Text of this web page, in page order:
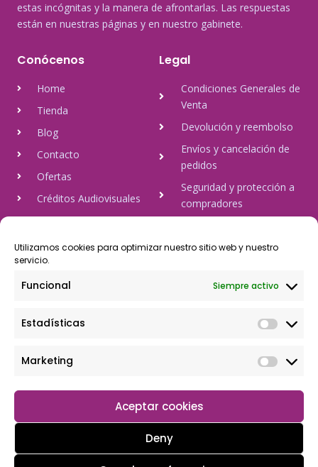
Utilizamos cookies para optimizar nuestro sitio web y nuestro
servicio.
Funcional Siempre activo
Estadísticas
Marketing
Aceptar cookies
Deny
estas incógnitas y la manera de afrontarlas. Las respuestas
están en nuestras páginas y en nuestro gabinete.
Conócenos
Home
Tienda
Blog
Contacto
Ofertas
Créditos Audiovisuales
tulineamagica.com
Legal
Condiciones Generales de
Venta
Devolución y reembolso
Envíos y cancelación de
pedidos
Seguridad y protección a
compradores
Política de cookies